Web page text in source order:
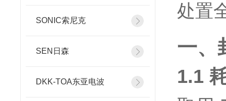
SONIC索尼克
SEN日森
DKK-TOA东亚电波
处置
一、
1.1